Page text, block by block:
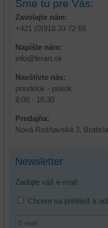
Sme tu pre Vás:
Zavolajte nám:
+421 (0)918 33 72 66
Napíšte nám:
info@ferart.sk
Navštívte nás:
pondelok - piatok
8:00 - 16:30
Predajňa:
Nová Rožňavská 3,
Newsletter
Zadajte váš e-mail:
Chcem sa prihlásiť k
a
dosiahnutie
základnej
funkčnosti
zážitku
z
prehliadania
zabezpečenia.
doplnkové
funkcie,
ktoré
zlepšujú
váš
z
prehliadania,
ukladať
z
vašich
toho,
aby
mali
účet